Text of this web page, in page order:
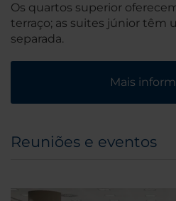
Os quartos superior
terraço; as suites júnior têm
separada.
Mais
Reuniões e eventos